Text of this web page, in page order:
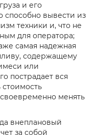
и его
способно вывести из
техники и, что не
для оператора;
самая надежная
содержащему
или
пострадает вся
стоимость
менять
внеплановый
за собой